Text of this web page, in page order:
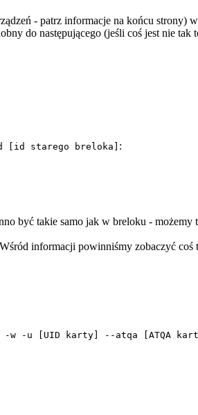
- patrz informacje na końcu strony)
do następującego (jeśli coś jest nie tak
[id starego breloka] :
być takie samo jak w breloku - możemy
informacji powinniśmy zobaczyć
-w -u [UID karty] --atqa [ATQA